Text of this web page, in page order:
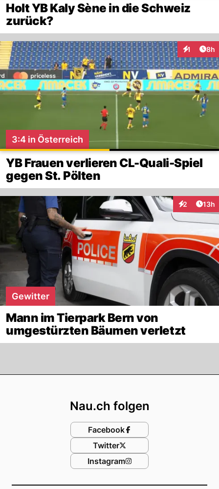
Holt YB Kaly Sène in die Schweiz
zurück?
1 8h
3:4 in Österreich
YB Frauen verlieren CL-Quali-Spiel
gegen St. Pölten
2
Interaktionen
13h
Gewitter
Mann im Tierpark Bern von
umgestürzten Bäumen verletzt
Nau.ch folgen
Facebook
Twitter
Instagram